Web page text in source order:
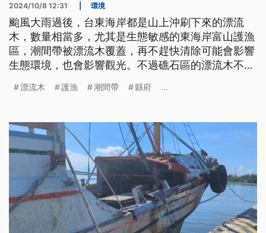
2024/10/8 12:31 環境
颱風大雨過後，台東海岸都是山上沖刷下來的漂流
木，數量相當多，尤其是生態敏感的東海岸富山護漁
區，潮間帶被漂流木覆蓋，再不趕快清除可能會影響
生態環境，也會影響觀光。不過礁石區的漂流木不能
希望中央能協助。
漂流木 護漁 潮間帶 縣府 ...